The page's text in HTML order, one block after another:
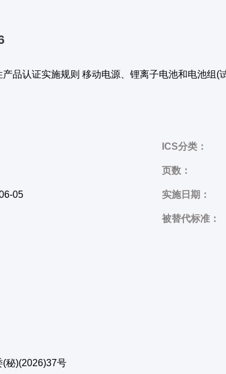
产品认证实施规则 移动电源、锂离子电池和电池组(
ICS分类：
页数：
05 实施日期：
被替代标准：
(秘)(2026)37号